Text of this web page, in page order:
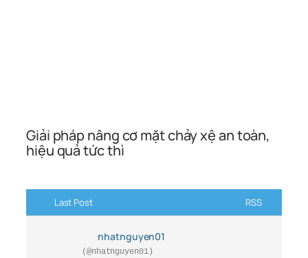
Giải pháp nâng cơ mặt chảy xệ an toàn,
hiệu quả tức thì
Last Post RSS
nhatnguyen01
(@nhatnguyen01)